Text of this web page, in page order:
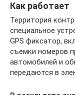
Как работает
Территория
специальное
GPS фиксатор,
съемки номеров
автомобилей и
передаются в